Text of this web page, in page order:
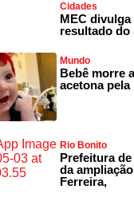
Cidades
MEC
resultado do
Mundo
Bebê morre
acetona pela
Rio Bonito
Prefeitura
da
Ferreira,